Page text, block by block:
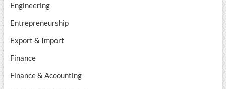
Engineering
Entrepreneurship
Export & Import
Finance
Finance & Accounting